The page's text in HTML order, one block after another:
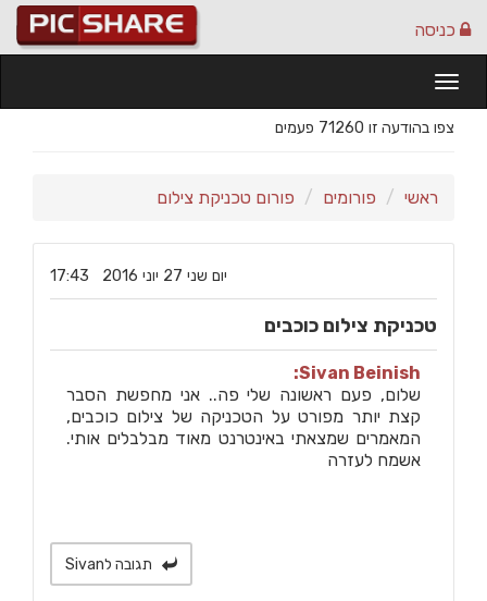
כניסה
צפו בהודעה זו 71260 פעמים
ראשי פורומים פורום טכניקת צילום
תגובה לSivan
‏יום שני ‏27 ‏יוני ‏2016 17:43
טכניקת צילום כוכבים
Sivan Beinish:
שלום, פעם ראשונה שלי פה.. אני מחפשת הסבר
קצת יותר מפורט על הטכניקה של צילום כוכבים,
המאמרים שמצאתי באינטרנט מאוד מבלבלים אותי.
אשמח לעזרה